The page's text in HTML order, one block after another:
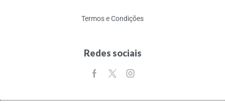
Termos e Condições
Redes sociais